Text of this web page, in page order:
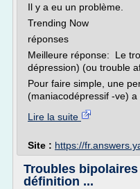
Il y a eu un problème.
Trending Now
réponses
Meilleure réponse: Le
dépression) (ou trouble
Pour faire simple, une
(maniacodépressif -ve) a
Lire la suite
Site : https://
Troubles
définition ...